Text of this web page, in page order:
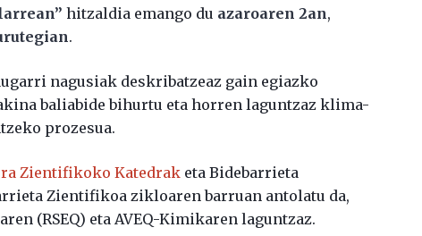
hitzaldia emango du azaroaren 2an,
.
nagusiak deskribatzeaz gain egiazko
baliabide bihurtu eta horren laguntzaz klima-
prozesua.
Zientifikoko Katedrak eta Bidebarrieta
Zientifikoa zikloaren barruan antolatu da,
(RSEQ) eta AVEQ-Kimikaren laguntzaz.